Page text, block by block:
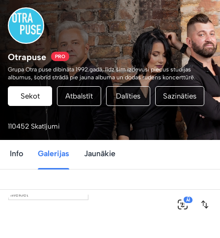
Otrapuse PRO
Grupa Otra puse dibināta 1992.gadā, līdz šim izdevusi piecus studijas
albumus, šobrīd strādā pie jauna albuma un dodas rudens koncerttūrē.
Sekot Atbalstīt Dalīties Sazināties
110452 Skatījumi
Info Galerijas Jaunākie
0
AI